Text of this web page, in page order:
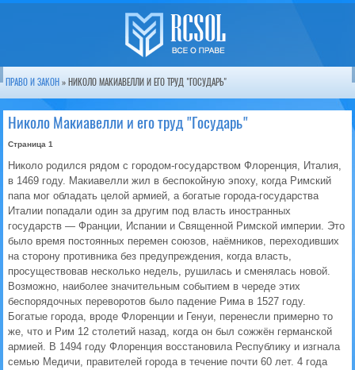
ПРАВО И ЗАКОН » НИКОЛО МАКИАВЕЛЛИ И ЕГО ТРУД "ГОСУДАРЬ"
Николо Макиавелли и его труд "Государь"
Страница 1
Николо родился рядом с городом-государством Флоренция, Италия,
в 1469 году. Макиавелли жил в беспокойную эпоху, когда Римский
папа мог обладать целой армией, а богатые города-государства
Италии попадали один за другим под власть иностранных
государств ― Франции, Испании и Священной Римской империи. Это
было время постоянных перемен союзов, наёмников, переходивших
на сторону противника без предупреждения, когда власть,
просуществовав несколько недель, рушилась и сменялась новой.
Возможно, наиболее значительным событием в череде этих
беспорядочных переворотов было падение Рима в 1527 году.
Богатые города, вроде Флоренции и Генуи, перенесли примерно то
же, что и Рим 12 столетий назад, когда он был сожжён германской
армией. В 1494 году Флоренция восстановила Республику и изгнала
семью Медичи, правителей города в течение почти 60 лет. 4 года